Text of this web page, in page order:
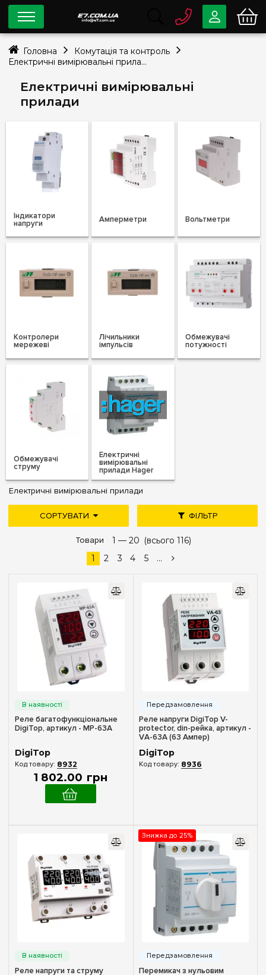
Електричні вимірювальні
прилади
СОРТУВАТИ ФІЛЬТР
Виробник
DigiTop(21)
(1)
Hager(13)
Novatek(5)
ZUBR
Кількість полюсів
Номінальний струм, А
до 5(2)
16(1)
20(3)
50(1)
Електричні вимірювальні прилади
Індикатори
напруги
Амперметри Вольтметри
Контролери
мережеві
Лічильники
імпульсів
Обмежувачі
потужності
Обмежувачі
струму
Електричні
вимірювальні
прилади Hager
дорожче
нові надходження
Товари 1 — 20 (всього 116)
1
2 3 4 5 ...
Реле багатофункціональне
DigiTop, артикул - МР-63А
DigiTop
8932
1 802.00 грн
Реле напруги DigiTop V-
protector, din-рейка, артикул -
VА-63A (63 Ампер)
DigiTop
8936
Реле напруги та струму
Знижка до 25%
Перемикач з нульовим
0 80033-63-07
info@e7.com.ua
044334-79-78
Головна
Комутація та контроль
Електричні вимірювальні прилади